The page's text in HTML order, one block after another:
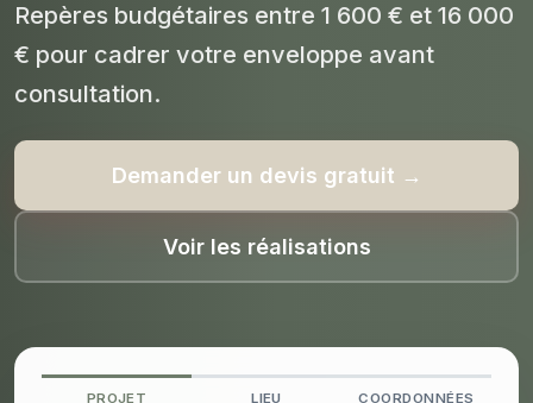
Repères budgétaires entre 1 600 € et 16 000
€ pour cadrer votre enveloppe avant
consultation.
Demander un devis gratuit →
Voir les réalisations
PROJET LIEU COORDONNÉES